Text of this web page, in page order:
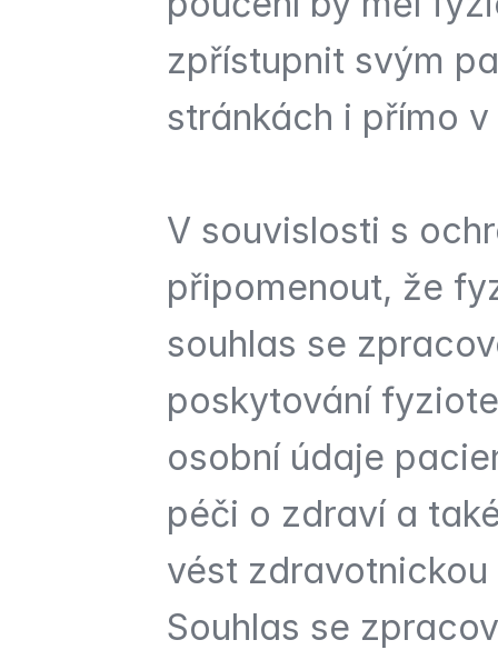
zpřístupnit svým
stránkách i přímo v
V souvislosti s
připomenout, že
souhlas se
poskytování
osobní údaje
péči o zdraví a
vést
Souhlas se